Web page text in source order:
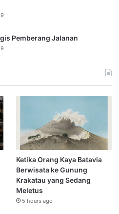
Pemberang Jalanan
Ketika Orang Kaya Batavia
Berwisata ke Gunung
Krakatau yang Sedang
Meletus
5 hours ago